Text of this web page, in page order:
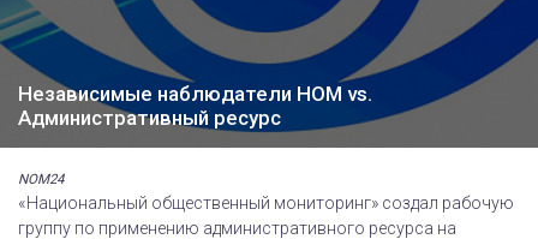
Независимые наблюдатели НОМ vs.
Административный ресурс
NOM24
«Национальный общественный мониторинг» создал рабочую
группу по применению административного ресурса на